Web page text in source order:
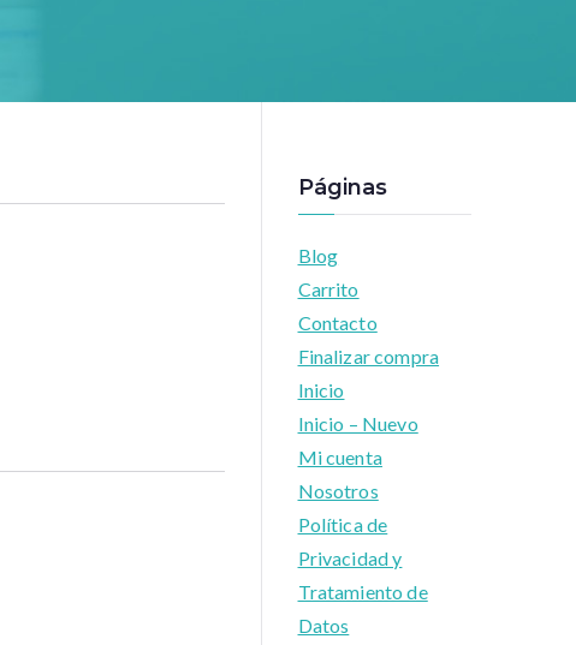
Páginas
Blog
Carrito
Contacto
Finalizar compra
Inicio
Inicio – Nuevo
Mi cuenta
Nosotros
Política de
Privacidad y
Tratamiento de
Datos